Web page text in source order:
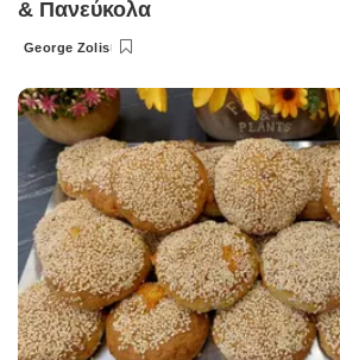
& Πανεύκολα
Posted
George Zolis